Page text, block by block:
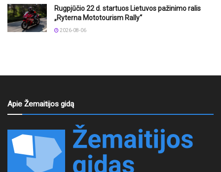
Rugpjūčio 22 d. startuos Lietuvos pažinimo ralis
„Ryterna Mototourism Rally“
2026-08-06
Apie Žemaitijos gidą